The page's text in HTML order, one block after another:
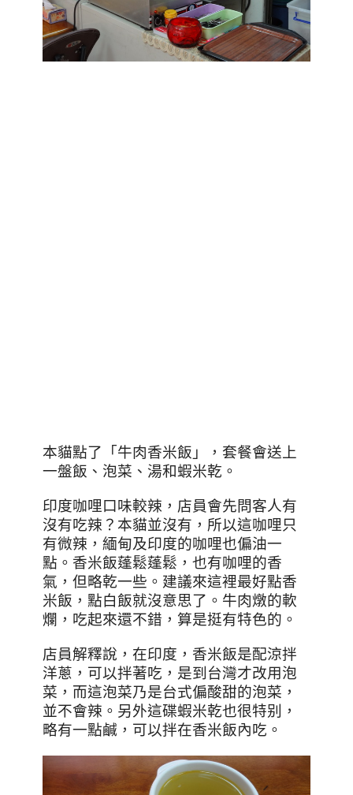
本貓點了 「 牛肉香米飯」，套餐會送上
一盤飯、泡菜、湯和蝦米乾。
印度咖哩口味較辣，店員會先問客人有
沒有吃辣？本貓並沒有，所以這咖哩只
有微辣，緬甸及印度的咖哩也偏油一
點。香米飯蓬鬆蓬鬆，也有咖哩的香
氣，但略乾一些。建議來這裡最好點香
米飯，點白飯就沒意思了。 牛肉燉的軟
爛，吃起來還不錯，算是挺有特色的。
店員解釋說，在印度，香米飯是配涼拌
洋蔥，可以拌著吃，是到台灣才改用泡
菜，而這泡菜乃是台式偏酸甜的泡菜，
並不會辣。另外這碟蝦米乾也很特别，
略有一點鹹，可以拌在香米飯內吃。